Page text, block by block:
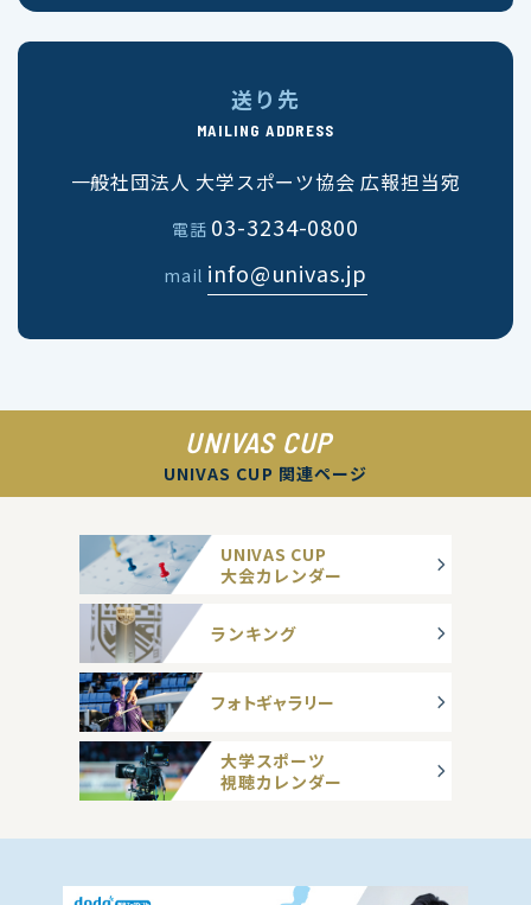
送り先
MAILING ADDRESS
一般社団法人 大学スポーツ協会 広報担当宛
電話 03-3234-0800
mail info@univas.jp
UNIVAS CUP
UNIVAS CUP 関連ページ
UNIVAS CUP
大会カレンダー
ランキング
フォトギャラリー
大学スポーツ
視聴カレンダー